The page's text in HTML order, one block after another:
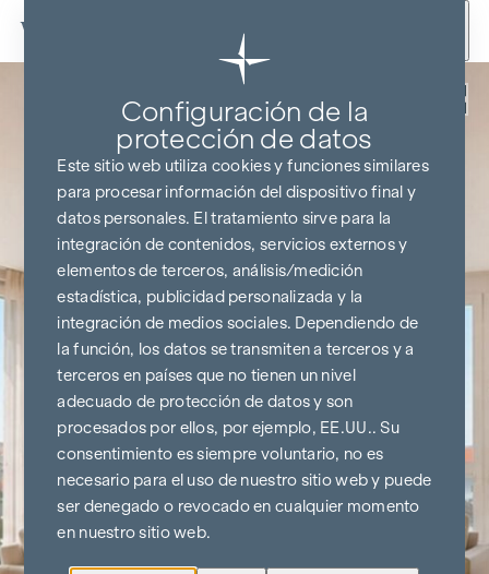
Ir al contenido
Configuración de la
protección de datos
Este sitio web utiliza cookies y funciones similares
para procesar información del dispositivo final y
datos personales. El tratamiento sirve para la
integración de contenidos, servicios externos y
elementos de terceros, análisis/medición
estadística, publicidad personalizada y la
integración de medios sociales. Dependiendo de
la función, los datos se transmiten a terceros y a
terceros en países que no tienen un nivel
adecuado de protección de datos y son
procesados por ellos, por ejemplo, EE.UU.. Su
consentimiento es siempre voluntario, no es
necesario para el uso de nuestro sitio web y puede
ser denegado o revocado en cualquier momento
en nuestro sitio web.